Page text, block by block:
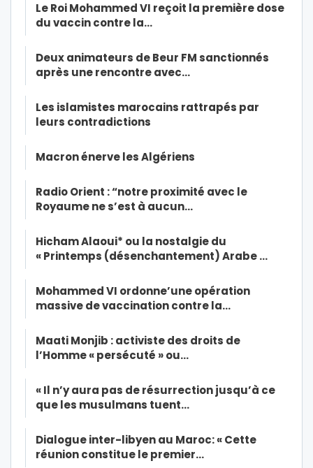
Le Roi Mohammed VI reçoit la première dose
du vaccin contre la…
Deux animateurs de Beur FM sanctionnés
après une rencontre avec…
Les islamistes marocains rattrapés par
leurs contradictions
Macron énerve les Algériens
Radio Orient : “notre proximité avec le
Royaume ne s’est à aucun…
Hicham Alaoui* ou la nostalgie du
« Printemps (désenchantement) Arabe …
Mohammed VI ordonne’une opération
massive de vaccination contre la…
Maati Monjib : activiste des droits de
l’Homme « persécuté » ou…
« Il n’y aura pas de résurrection jusqu’à ce
que les musulmans tuent…
Dialogue inter-libyen au Maroc: « Cette
réunion constitue le premier…